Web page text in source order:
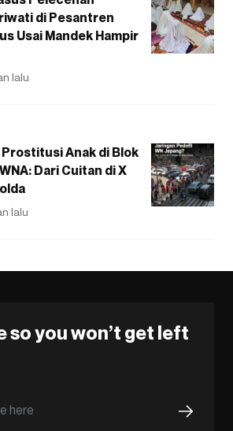
di Pesantren
Usai Mandek Hampir
lalu
Anak di Blok
Dari Cuitan di X
lalu
so you won’t get left